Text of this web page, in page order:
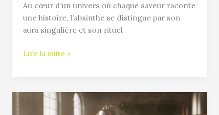
Au cœur d’un univers où chaque saveur raconte
une histoire, l’absinthe se distingue par son
aura singulière et son rituel
parfaite
Lire la suite »
Quelle
quantité